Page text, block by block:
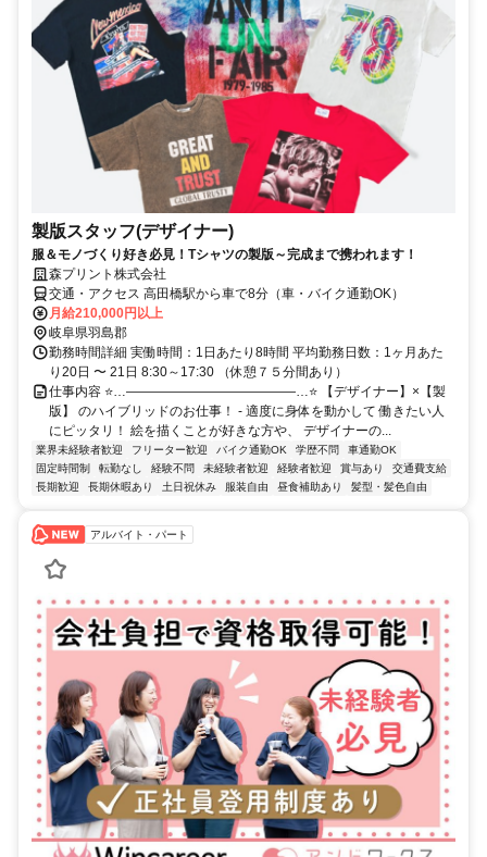
製版スタッフ(デザイナー)
服＆モノづくり好き必見！Tシャツの製版～完成まで携われます！
森プリント株式会社
交通・アクセス 高田橋駅から車で8分（車・バイク通勤OK）
月給210,000円以上
岐阜県羽島郡
勤務時間詳細 実働時間：1日あたり8時間 平均勤務日数：1ヶ月あた
り20日 〜 21日 8:30～17:30 （休憩７５分間あり）
仕事内容 ⭐…―――――――――――――…⭐ 【デザイナー】×【製
版】 のハイブリッドのお仕事！ - 適度に身体を動かして 働きたい人
にピッタリ！ 絵を描くことが好きな方や、 デザイナーの...
業界未経験者歓迎 フリーター歓迎 バイク通勤OK 学歴不問
車通勤OK
固定時間制
転勤なし 経験不問 未経験者歓迎 経験者歓迎 賞与あり
交通費支給
長期歓迎
長期休暇あり 土日祝休み 服装自由 昼食補助あり 髪型・髪色自由
アルバイト・パート